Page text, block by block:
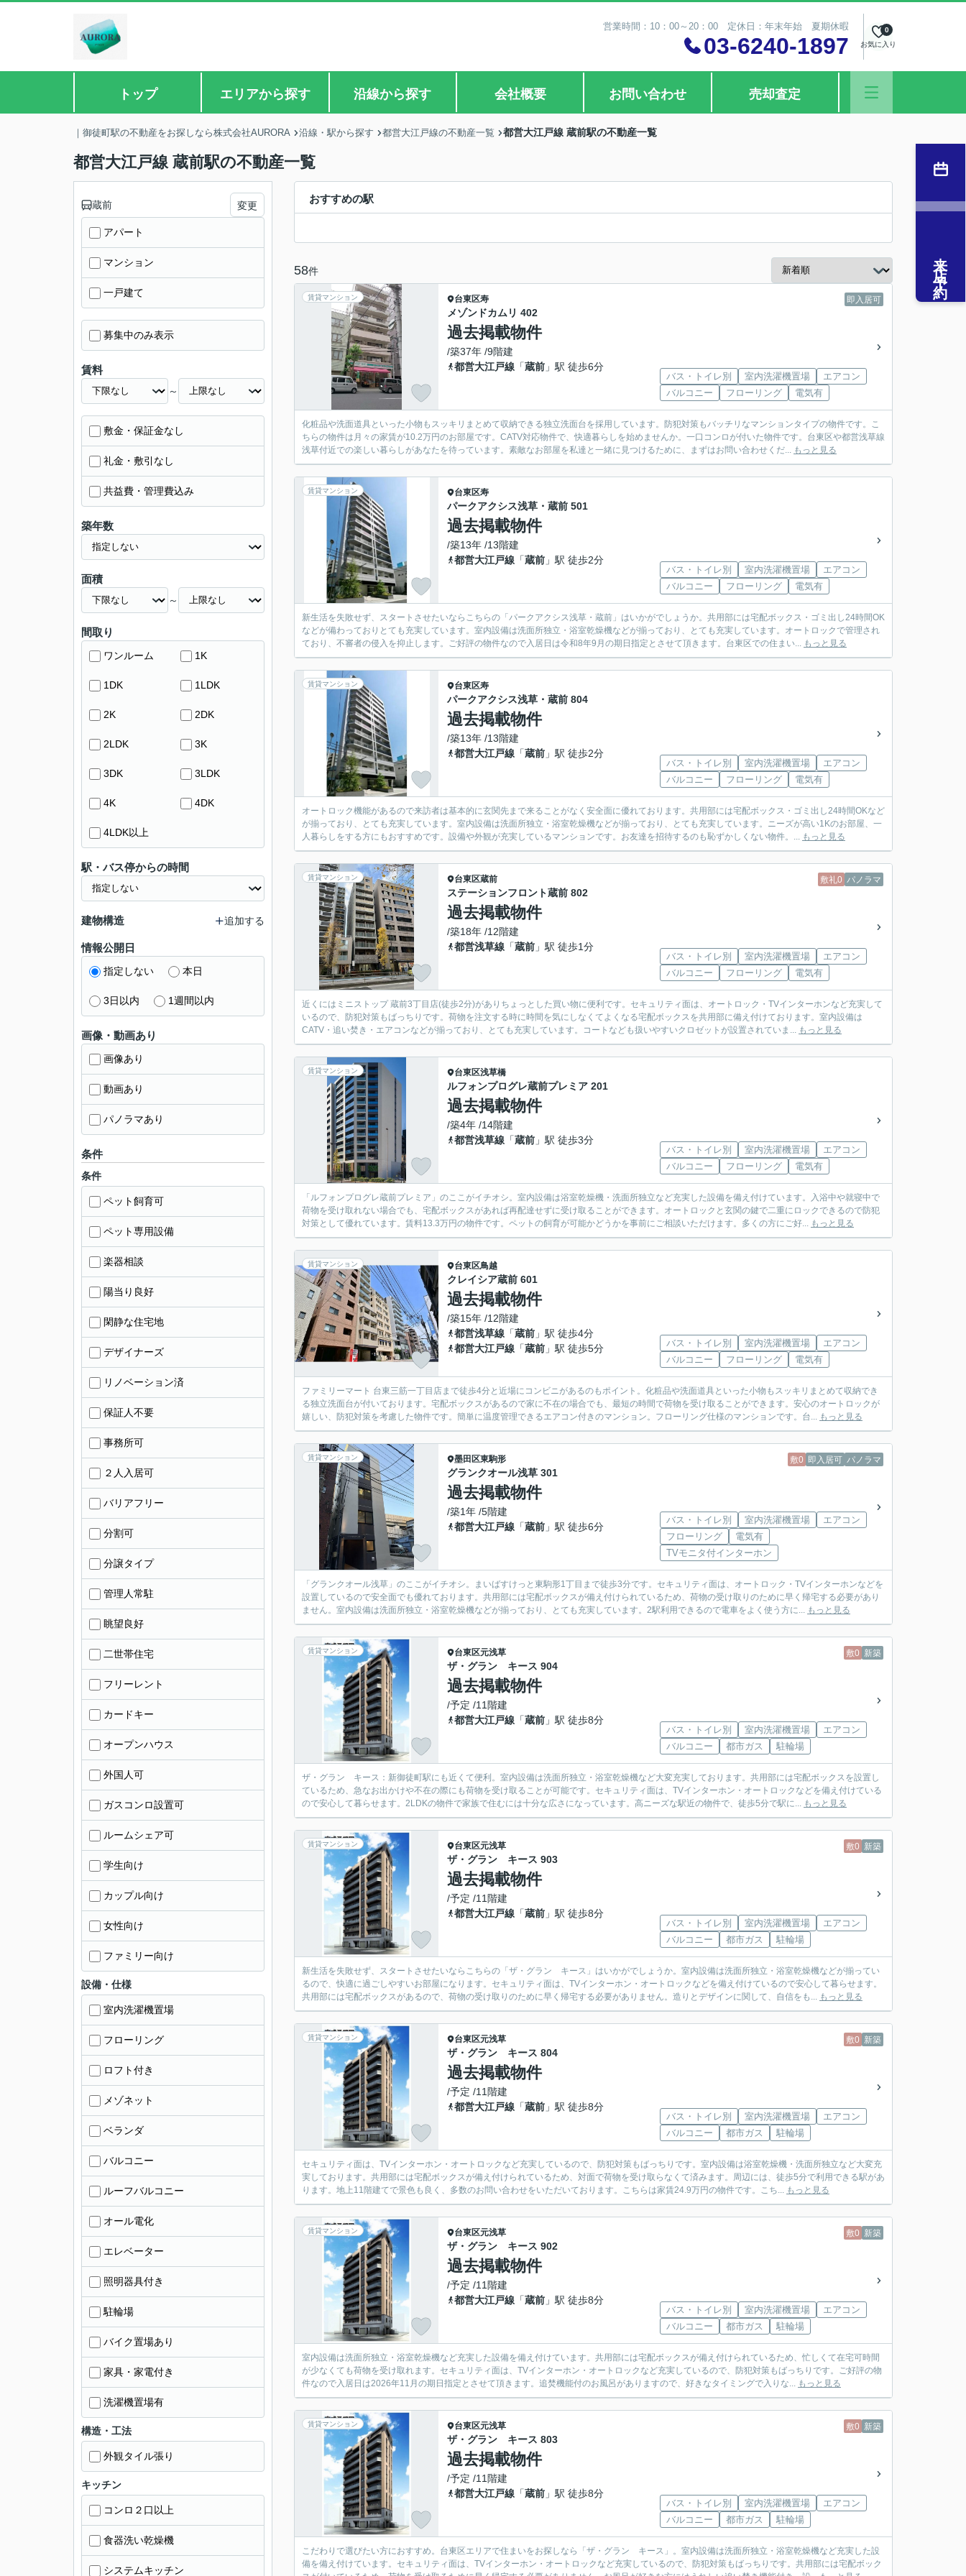
営業時間：10：00～20：00 定休日：年末年始 夏期休暇
03-6240-1897 お気に入り
0
トップ エリアから探す 沿線から探す 会社概要 お問い合わせ 売却査定
｜御徒町駅の不動産をお探しなら株式会社AURORA 沿線・駅から探す 都営大江戸線の不動産一覧 都営大江戸線 蔵前駅の不動産一覧
都営大江戸線 蔵前駅の不動産一覧
おすすめの駅
58件
賃貸マンション 即入居可
台東区寿
メゾンドカムリ 402
過去掲載物件
/築37年 /9階建
都営大江戸線 「蔵前 」駅 徒歩6分
バス・トイレ別 室内洗濯機置場
エアコン
バルコニー
フローリング 電気有
化粧品や洗面道具といった小物もスッキリまとめて収納できる独立洗面台を採用しています。防犯対策もバッチリなマンションタイプの物件です。こ
ちらの物件は月々の家賃が10.2万円のお部屋です。CATV対応物件で、快適暮らしを始めませんか。一口コンロが付いた物件です。台東区や都営浅草線
浅草付近での楽しい暮らしがあなたを待っています。素敵なお部屋を私達と一緒に見つけるために、まずはお問い合わせくだ... もっと見る
賃貸マンション 台東区寿
パークアクシス浅草・蔵前 501
過去掲載物件
/築13年 /13階建
都営大江戸線 「蔵前 」駅 徒歩2分
バス・トイレ別 室内洗濯機置場
エアコン
バルコニー
フローリング 電気有
新生活を失敗せず、スタートさせたいならこちらの「パークアクシス浅草・蔵前」はいかがでしょうか。共用部には宅配ボックス・ゴミ出し24時間OK
などが備わっておりとても充実しています。室内設備は洗面所独立・浴室乾燥機などが揃っており、とても充実しています。オートロックで管理され
ており、不審者の侵入を抑止します。ご好評の物件なので入居日は令和8年9月の期日指定とさせて頂きます。台東区での住まい... もっと見る
賃貸マンション 台東区寿
パークアクシス浅草・蔵前 804
過去掲載物件
/築13年 /13階建
都営大江戸線 「蔵前 」駅 徒歩2分
バス・トイレ別 室内洗濯機置場
エアコン
バルコニー
フローリング 電気有
オートロック機能があるので来訪者は基本的に玄関先まで来ることがなく安全面に優れております。共用部には宅配ボックス・ゴミ出し24時間OKなど
が揃っており、とても充実しています。室内設備は洗面所独立・浴室乾燥機などが揃っており、とても充実しています。ニーズが高い1Kのお部屋、一
人暮らしをする方にもおすすめです。設備や外観が充実しているマンションです。お友達を招待するのも恥ずかしくない物件。... もっと見る
賃貸マンション 敷礼0 パノラマ
台東区蔵前
ステーションフロント蔵前 802
過去掲載物件
/築18年 /12階建
都営浅草線 「蔵前 」駅 徒歩1分
バス・トイレ別 室内洗濯機置場
エアコン
バルコニー
フローリング 電気有
近くにはミニストップ 蔵前3丁目店(徒歩2分)がありちょっとした買い物に便利です。セキュリティ面は、オートロック・TVインターホンなど充実して
いるので、防犯対策もばっちりです。荷物を注文する時に時間を気にしなくてよくなる宅配ボックスを共用部に備え付けております。室内設備は
CATV・追い焚き・エアコンなどが揃っており、とても充実しています。コートなども扱いやすいクロゼットが設置されていま... もっと見る
賃貸マンション 台東区浅草橋
ルフォンプログレ蔵前プレミア 201
過去掲載物件
/築4年 /14階建
都営浅草線 「蔵前 」駅 徒歩3分
バス・トイレ別 室内洗濯機置場
エアコン
バルコニー
フローリング 電気有
「ルフォンプログレ蔵前プレミア」のここがイチオシ。室内設備は浴室乾燥機・洗面所独立など充実した設備を備え付けています。入浴中や就寝中で
荷物を受け取れない場合でも、宅配ボックスがあれば再配達せずに受け取ることができます。オートロックと玄関の鍵で二重にロックできるので防犯
対策として優れています。賃料13.3万円の物件です。ペットの飼育が可能かどうかを事前にご相談いただけます。多くの方にご好... もっと見る
賃貸マンション 台東区鳥越
クレイシア蔵前 601
過去掲載物件
/築15年 /12階建
都営浅草線 「蔵前 」駅 徒歩4分
都営大江戸線 「蔵前 」駅 徒歩5分 バス・トイレ別 室内洗濯機置場
エアコン
バルコニー
フローリング 電気有
ファミリーマート 台東三筋一丁目店まで徒歩4分と近場にコンビニがあるのもポイント。化粧品や洗面道具といった小物もスッキリまとめて収納でき
る独立洗面台が付いております。宅配ボックスがあるので家に不在の場合でも、最短の時間で荷物を受け取ることができます。安心のオートロックが
嬉しい、防犯対策を考慮した物件です。簡単に温度管理できるエアコン付きのマンション。フローリング仕様のマンションです。台... もっと見る
賃貸マンション 敷0 即入居可 パノラマ
墨田区東駒形
グランクオール浅草 301
過去掲載物件
/築1年 /5階建
都営大江戸線 「蔵前 」駅 徒歩6分
バス・トイレ別 室内洗濯機置場
エアコン
フローリング
電気有
TVモニタ付インターホン
「グランクオール浅草」のここがイチオシ。まいばすけっと東駒形1丁目まで徒歩3分です。セキュリティ面は、オートロック・TVインターホンなどを
設置しているので安全面でも優れております。共用部には宅配ボックスが備え付けられているため、荷物の受け取りのために早く帰宅する必要があり
ません。室内設備は洗面所独立・浴室乾燥機などが揃っており、とても充実しています。2駅利用できるので電車をよく使う方に... もっと見る
賃貸マンション 敷0 新築
台東区元浅草
ザ・グラン キース 904
過去掲載物件
/予定 /11階建
都営大江戸線 「蔵前 」駅 徒歩8分
バス・トイレ別 室内洗濯機置場
エアコン
バルコニー
都市ガス 駐輪場
ザ・グラン キース：新御徒町駅にも近くて便利。室内設備は洗面所独立・浴室乾燥機など大変充実しております。共用部には宅配ボックスを設置し
ているため、急なお出かけや不在の際にも荷物を受け取ることが可能です。セキュリティ面は、TVインターホン・オートロックなどを備え付けている
ので安心して暮らせます。2LDKの物件で家族で住むには十分な広さになっています。高ニーズな駅近の物件で、徒歩5分で駅に... もっと見る
賃貸マンション 敷0 新築
台東区元浅草
ザ・グラン キース 903
過去掲載物件
/予定 /11階建
都営大江戸線 「蔵前 」駅 徒歩8分
バス・トイレ別 室内洗濯機置場
エアコン
バルコニー
都市ガス 駐輪場
新生活を失敗せず、スタートさせたいならこちらの「ザ・グラン キース」はいかがでしょうか。室内設備は洗面所独立・浴室乾燥機などが揃ってい
るので、快適に過ごしやすいお部屋になります。セキュリティ面は、TVインターホン・オートロックなどを備え付けているので安心して暮らせます。
共用部には宅配ボックスがあるので、荷物の受け取りのために早く帰宅する必要がありません。造りとデザインに関して、自信をも... もっと見る
賃貸マンション 敷0 新築
台東区元浅草
ザ・グラン キース 804
過去掲載物件
/予定 /11階建
都営大江戸線 「蔵前 」駅 徒歩8分
バス・トイレ別 室内洗濯機置場
エアコン
バルコニー
都市ガス 駐輪場
セキュリティ面は、TVインターホン・オートロックなど充実しているので、防犯対策もばっちりです。室内設備は浴室乾燥機・洗面所独立など大変充
実しております。共用部には宅配ボックスが備え付けられているため、対面で荷物を受け取らなくて済みます。周辺には、徒歩5分で利用できる駅があ
ります。地上11階建てで景色も良く、多数のお問い合わせをいただいております。こちらは家賃24.9万円の物件です。こち... もっと見る
賃貸マンション 敷0 新築
台東区元浅草
ザ・グラン キース 902
過去掲載物件
/予定 /11階建
都営大江戸線 「蔵前 」駅 徒歩8分
バス・トイレ別 室内洗濯機置場
エアコン
バルコニー
都市ガス 駐輪場
室内設備は洗面所独立・浴室乾燥機など充実した設備を備え付けています。共用部には宅配ボックスが備え付けられているため、忙しくて在宅可時間
が少なくても荷物を受け取れます。セキュリティ面は、TVインターホン・オートロックなど充実しているので、防犯対策もばっちりです。ご好評の物
件なので入居日は2026年11月の期日指定とさせて頂きます。追焚機能付のお風呂がありますので、好きなタイミングで入りな... もっと見る
賃貸マンション 敷0 新築
台東区元浅草
ザ・グラン キース 803
過去掲載物件
/予定 /11階建
都営大江戸線 「蔵前 」駅 徒歩8分
バス・トイレ別 室内洗濯機置場
エアコン
バルコニー
都市ガス 駐輪場
こだわりで選びたい方におすすめ。台東区エリアで住まいをお探しなら「ザ・グラン キース」。室内設備は洗面所独立・浴室乾燥機など充実した設
備を備え付けています。セキュリティ面は、TVインターホン・オートロックなど充実しているので、防犯対策もばっちりです。共用部には宅配ボック
蔵前 変更
アパート
マンション
一戸建て
募集中のみ表示
賃料
～
敷金・保証金なし
礼金・敷引なし
共益費・管理費込み
築年数
面積
～
間取り
ワンルーム 1K
1DK 1LDK
2K 2DK
2LDK 3K
3DK 3LDK
4K 4DK
4LDK以上
駅・バス停からの時間
建物構造 追加する
情報公開日
指定しない 本日
3日以内 1週間以内
画像・動画あり
画像あり
動画あり
パノラマあり
条件
条件
ペット飼育可
ペット専用設備
楽器相談
陽当り良好
閑静な住宅地
デザイナーズ
リノベーション済
保証人不要
事務所可
２人入居可
バリアフリー
分割可
分譲タイプ
管理人常駐
眺望良好
二世帯住宅
フリーレント
カードキー
オープンハウス
外国人可
ガスコンロ設置可
ルームシェア可
学生向け
カップル向け
女性向け
ファミリー向け
設備・仕様
室内洗濯機置場
フローリング
ロフト付き
メゾネット
ベランダ
バルコニー
ルーフバルコニー
オール電化
エレベーター
照明器具付き
駐輪場
バイク置場あり
家具・家電付き
洗濯機置場有
構造・工法
外観タイル張り
キッチン
コンロ２口以上
食器洗い乾燥機
システムキッチン
来店予約